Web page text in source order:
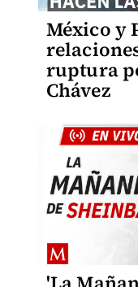
México y
ruptura
Chávez